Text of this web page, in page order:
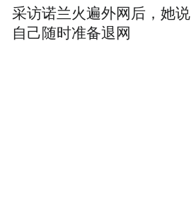
采访诺兰火遍外网后，她说
自己随时准备退网